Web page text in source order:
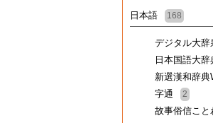
日本語 168
デジタル大辞
日本国語大辞
新選漢和辞典
字通 2
故事俗信こと